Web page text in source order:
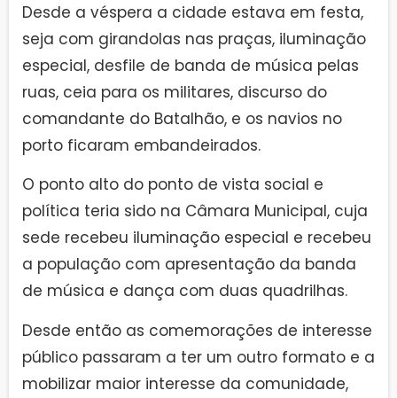
Desde a véspera a cidade estava em festa,
seja com girandolas nas praças, iluminação
especial, desfile de banda de música pelas
ruas, ceia para os militares, discurso do
comandante do Batalhão, e os navios no
porto ficaram embandeirados.
O ponto alto do ponto de vista social e
política teria sido na Câmara Municipal, cuja
sede recebeu iluminação especial e recebeu
a população com apresentação da banda
de música e dança com duas quadrilhas.
Desde então as comemorações de interesse
público passaram a ter um outro formato e a
mobilizar maior interesse da comunidade,